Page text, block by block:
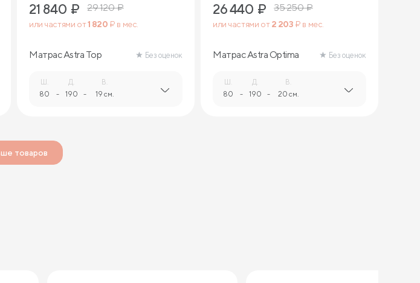
21 840 ₽ 29 120₽
или частями от1 820 ₽ в мес.
Матрас Astra Top Без оценок
Ш.
80 -
Д.
190 -
В.
19 см.
26 440 ₽ 35 250₽
или частями от2 203 ₽ в мес.
Матрас Astra Optima Без оценок
Ш.
80 -
Д.
190 -
В.
20 см.
товаров